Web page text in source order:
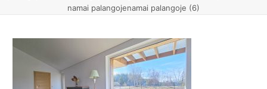
Kontaktainamai palangojenamai palangoje (6)